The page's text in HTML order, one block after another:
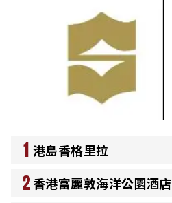
1 港島香格里拉
2香港富麗敦海洋公園酒店